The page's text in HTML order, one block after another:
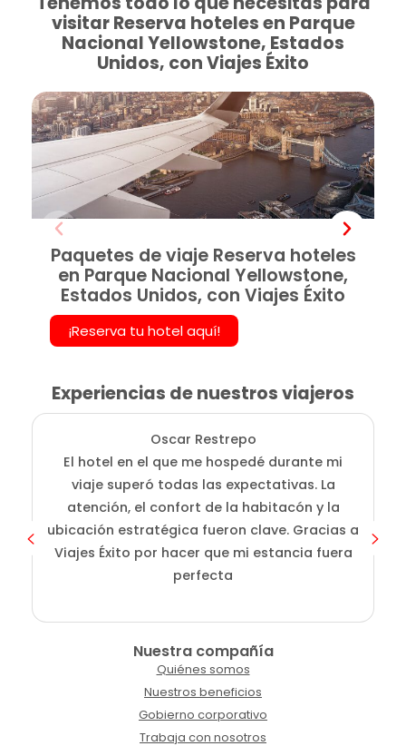
visitar Reserva hoteles en Parque
Nacional Yellowstone, Estados
Unidos, con Viajes Éxito
Paquetes de viaje Reserva hoteles
en Parque Nacional Yellowstone,
Estados Unidos, con Viajes Éxito
¡Reserva tu hotel aquí!
Experiencias de nuestros viajeros
Oscar Restrepo
El hotel en el que me hospedé durante mi
viaje superó todas las expectativas. La
atención, el confort de la habitacón y la
ubicación estratégica fueron clave. Gracias a
Viajes Éxito por hacer que mi estancia fuera
perfecta
Nuestra compañía
Quiénes somos
Nuestros beneficios
Gobierno corporativo
Trabaja con nosotros